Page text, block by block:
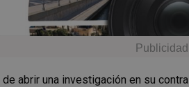
abrir una investigación en su contra